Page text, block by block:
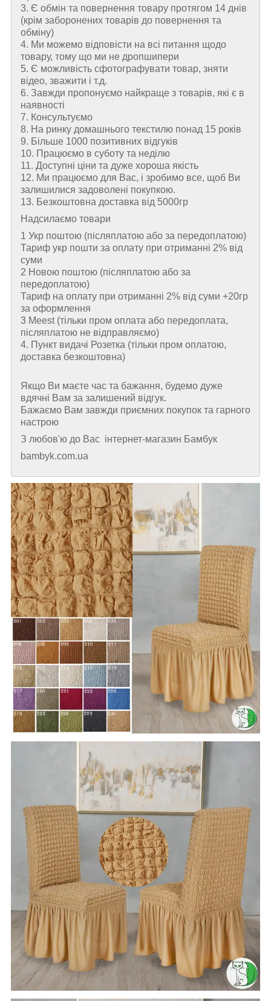
3. Є обмін та повернення товару протягом 14 днів
(крім заборонених товарів до повернення та
обміну)
4. Ми можемо відповісти на всі питання щодо
товару, тому що ми не дропшипери
5. Є можливість сфотографувати товар, зняти
відео, зважити і т.д.
6. Завжди пропонуємо найкраще з товарів, які є в
наявності
7. Консультуємо
8. На ринку домашнього текстилю понад 15 років
9. Більше 1000 позитивних відгуків
10. Працюємо в суботу та неділю
11. Доступні ціни та дуже хороша якість
12. Ми працюємо для Вас, і зробимо все, щоб Ви
залишилися задоволені покупкою.
13. Безкоштовна доставка від 5000гр
Надсилаємо товари
1 Укр поштою (пiсляплатою або за передоплатою)
Тариф укр пошти за оплату при отриманні 2% від
суми
2 Новою поштою (пiсляплатою або за
передоплатою)
Тариф на оплату при отриманні 2% від суми +20гр
за оформлення
3 Meest (тільки пром оплата або передоплата,
післяплатою не відправляємо)
4. Пункт видачі Розетка (тільки пром оплатою,
доставка безкоштовна)
Якщо Ви маєте час та бажання, будемо дуже
вдячні Вам за залишений відгук.
Бажаємо Вам завжди приємних покупок та гарного
настрою
З любов'ю до Вас інтернет-магазин Бамбук
bambyk.com.ua